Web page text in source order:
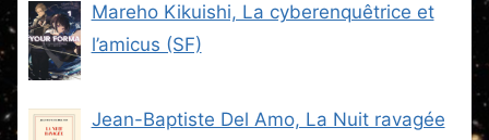
Mareho Kikuishi, La cyberenquêtrice et
l’amicus (SF)
Jean-Baptiste Del Amo, La Nuit ravagée